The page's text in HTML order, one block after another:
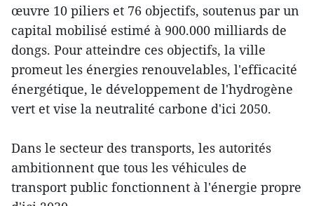
œuvre 10 piliers et 76 objectifs, soutenus par un
capital mobilisé estimé à 900.000 milliards de
dongs. Pour atteindre ces objectifs, la ville
promeut les énergies renouvelables, l'efficacité
énergétique, le développement de l'hydrogène
vert et vise la neutralité carbone d'ici 2050.
Dans le secteur des transports, les autorités
ambitionnent que tous les véhicules de
transport public fonctionnent à l'énergie propre